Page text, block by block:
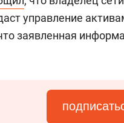
управление
заявленная